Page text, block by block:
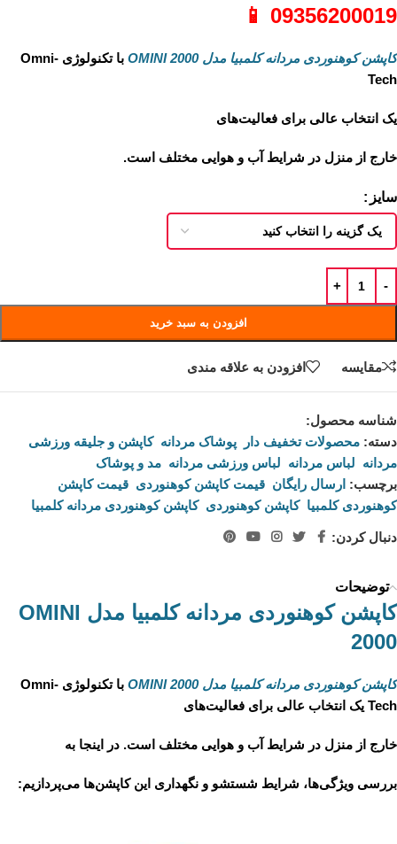
09356200019 📱
کاپشن کوهنوردی مردانه کلمبیا مدل OMINI 2000
با تکنولوژی Omni-
Tech
یک انتخاب عالی برای فعالیت‌های
خارج از منزل در شرایط آب و هوایی مختلف است.
سایز
افزودن به سبد خرید
مقايسه افزودن به علاقه مندی
شناسه محصول:
دسته: محصولات تخفیف دار پوشاک مردانه کاپشن و جلیقه ورزشی
مردانه لباس مردانه لباس ورزشی مردانه مد و پوشاک
برچسب: ارسال رایگان قیمت کاپشن کوهنوردی قیمت کاپشن
کوهنوردی کلمبیا کاپشن کوهنوردی کاپشن کوهنوردی مردانه کلمبیا
دنبال کردن:
توضیحات
کاپشن کوهنوردی مردانه کلمبیا مدل OMINI
2000
کاپشن کوهنوردی مردانه کلمبیا مدل OMINI 2000
با تکنولوژی Omni-
Tech یک انتخاب عالی برای فعالیت‌های
خارج از منزل در شرایط آب و هوایی مختلف است. در اینجا به
بررسی ویژگی‌ها، شرایط شستشو و نگهداری این کاپشن‌ها می‌پردازیم: